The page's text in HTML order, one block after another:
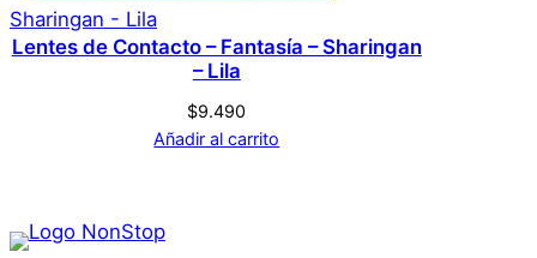
–
B
–
Tamaño S
registrados que hayan comprado este
producto pueden hacer una valoración.
Lentes de Contacto – Fantasía – Sharingan
– Lila
$9.490
Añadir al carrito